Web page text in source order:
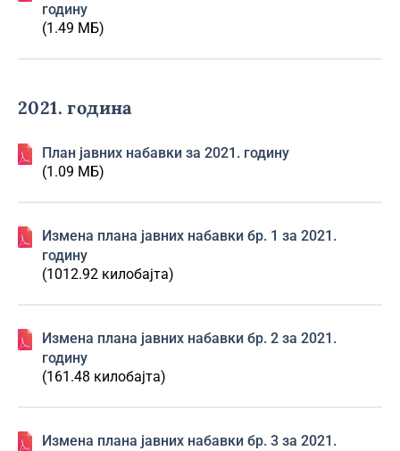
годину
(1.49 МБ)
2021. година
План јавних набавки за 2021. годину
(1.09 МБ)
Изменa плана јавних набавки бр. 1 за 2021.
годину
(1012.92 килобајта)
Изменa плана јавних набавки бр. 2 за 2021.
годину
(161.48 килобајта)
Изменa плана јавних набавки бр. 3 за 2021.